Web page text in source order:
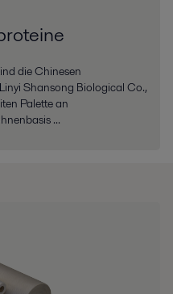
die Chinesen
Shansong Biological Co.,
Palette an
...